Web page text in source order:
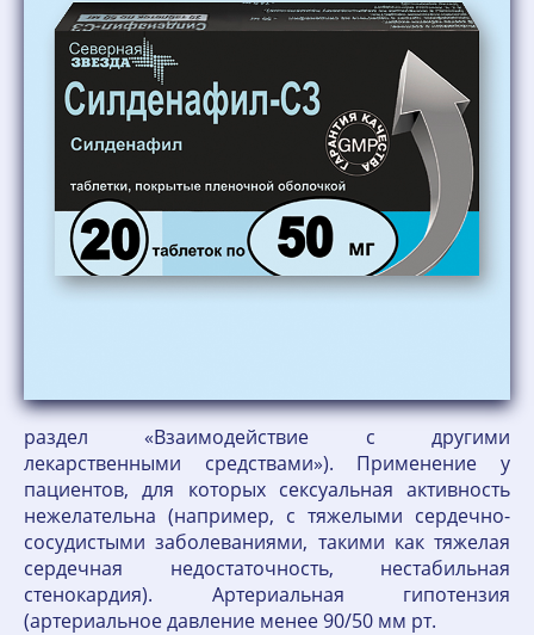
раздел «Взаимодействие с другими
лекарственными средствами»). Применение у
пациентов, для которых сексуальная активность
нежелательна (например, с тяжелыми сердечно-
сосудистыми заболеваниями, такими как тяжелая
сердечная недостаточность, нестабильная
стенокардия). Артериальная гипотензия
(артериальное давление менее 90/50 мм рт.